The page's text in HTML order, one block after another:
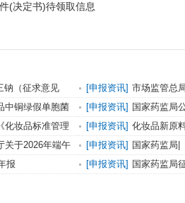
(决定书)待领取信息
钠（征求意见
[申报资讯] 市场监管总
强制性国家标准《化妆品
中铜绿假单胞菌
准意见的通知
[申报资讯] 国家药监局
规范（2015年版）〉修
意见稿）》意见
化妆品标准管理
[申报资讯] 化妆品新原
策解读
关于2026年端午
[申报资讯] 国家药监局|
（征求意见稿）》等2项
报 [申报资讯] 国家药监局